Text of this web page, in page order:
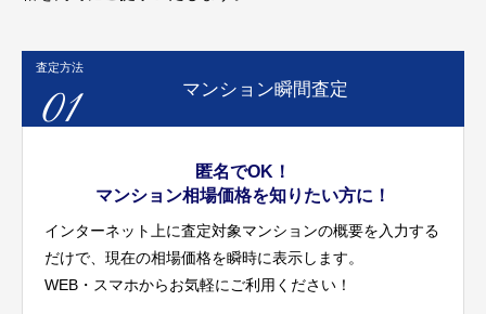
査定方法
01 マンション瞬間査定
匿名でOK！
マンション相場価格を知りたい方に！
インターネット上に査定対象マンションの概要を入力する
だけで、現在の相場価格を瞬時に表示します。
WEB・スマホからお気軽にご利用ください！